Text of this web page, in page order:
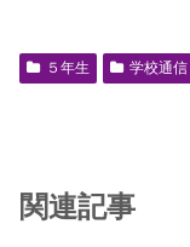
５年生 学校通信
関連記事